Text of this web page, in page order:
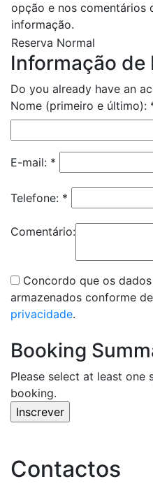
opção e nos comentários
informação.
Reserva Normal
Informação de
Do you already have an
Nome (primeiro e último):
E-mail: *
Telefone: *
Comentário:
Concordo que os
armazenados conforme
privacidade.
Booking
Please select at least
booking.
Contactos